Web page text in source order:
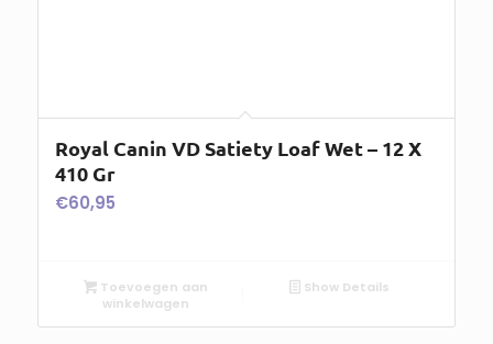
Royal Canin VD Satiety Loaf Wet – 12 X
410 Gr
€60,95
Toevoegen aan
winkelwagen
Show Details